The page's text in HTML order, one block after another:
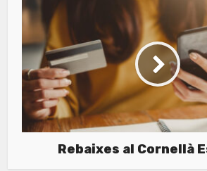
Rebaixes al Cornellà